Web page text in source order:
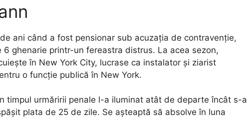
ani când a fost pensionar sub acuzația de contravenție,
ghenarie printr-un fereastra distrus. La acea sezon,
în New York City, lucrase ca instalator și ziarist
o funcție publică în New York.
timpul urmăririi penale l-a iluminat atât de departe încât s-a
plata de 25 de zile. Se așteaptă să absolve în luna